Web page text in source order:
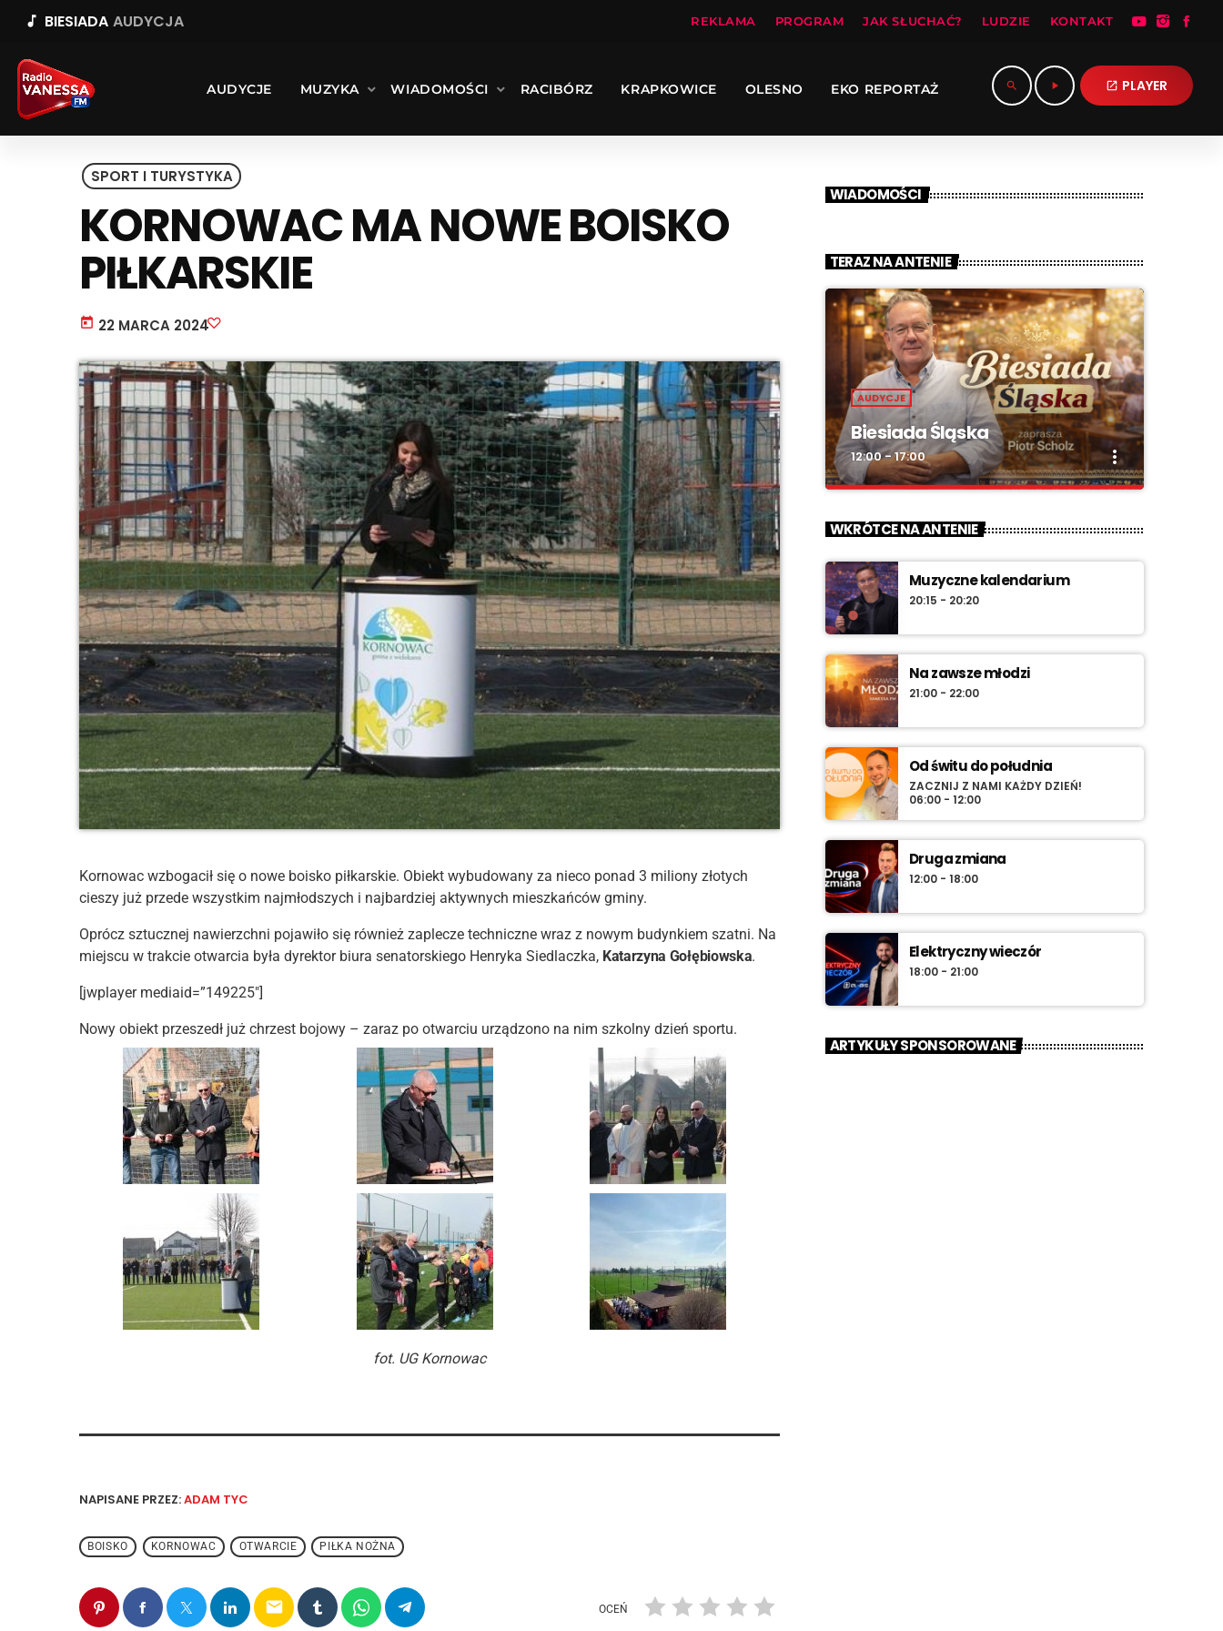
music_note BIESIADA AUDYCJA REKLAMA PROGRAM JAK SŁUCHAĆ? LUDZIE KONTAKT
AUDYCJE MUZYKA WIADOMOŚCI RACIBÓRZ KRAPKOWICE OLESNO EKO REPORTAŻ search play_arrow open_in_new PLAYER
SPORT I TURYSTYKA
KORNOWAC MA NOWE BOISKO
PIŁKARSKIE
today 22 MARCA 2024
Kornowac wzbogacił się o nowe boisko piłkarskie. Obiekt wybudowany za nieco ponad 3 miliony złotych
cieszy już przede wszystkim najmłodszych i najbardziej aktywnych mieszkańców gminy.
Oprócz sztucznej nawierzchni pojawiło się również zaplecze techniczne wraz z nowym budynkiem szatni. Na
miejscu w trakcie otwarcia była dyrektor biura senatorskiego Henryka Siedlaczka, Katarzyna Gołębiowska.
[jwplayer mediaid=”149225″]
Nowy obiekt przeszedł już chrzest bojowy – zaraz po otwarciu urządzono na nim szkolny dzień sportu.
fot. UG Kornowac
NAPISANE PRZEZ:ADAM TYC
BOISKO KORNOWAC OTWARCIE PIŁKA NOŻNA
email OCEŃ
WIADOMOŚCI
TERAZ NA ANTENIE
AUDYCJE
Biesiada Śląska
12:00 - 17:00 more_vert
Biesiada Śląska
do 17:00. Piotr Scholz, muzyka biesiadna,
rozmowy z gwiazdami, konkursy i
pozdrowienia na antenie.
WKRÓTCE NA ANTENIE
Muzyczne kalendarium
20:15 - 20:20
Na zawsze młodzi
21:00 - 22:00
Od świtu do południa
ZACZNIJ Z NAMI KAŻDY DZIEŃ!
06:00 - 12:00
Druga zmiana
12:00 - 18:00
Elektryczny wieczór
18:00 - 21:00
ARTYKUŁY SPONSOROWANE